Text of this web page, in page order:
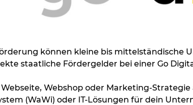
können kleine bis mittelständische
staatliche Fördergelder bei einer Go
Webshop oder Marketing-
(WaWi) oder IT-Lösungen für dein